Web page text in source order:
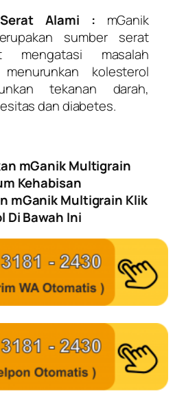
Alami : mGanik
sumber serat
mengatasi masalah
kolesterol
tekanan darah,
dan diabetes.
mGanik Multigrain
Kehabisan
mGanik Multigrain Klik
Di Bawah Ini